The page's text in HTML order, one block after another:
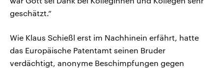
geschätzt.“
Wie Klaus Schießl erst im Nachhinein erfährt, hatte
das Europäische Patentamt seinen Bruder
verdächtigt, anonyme Beschimpfungen gegen